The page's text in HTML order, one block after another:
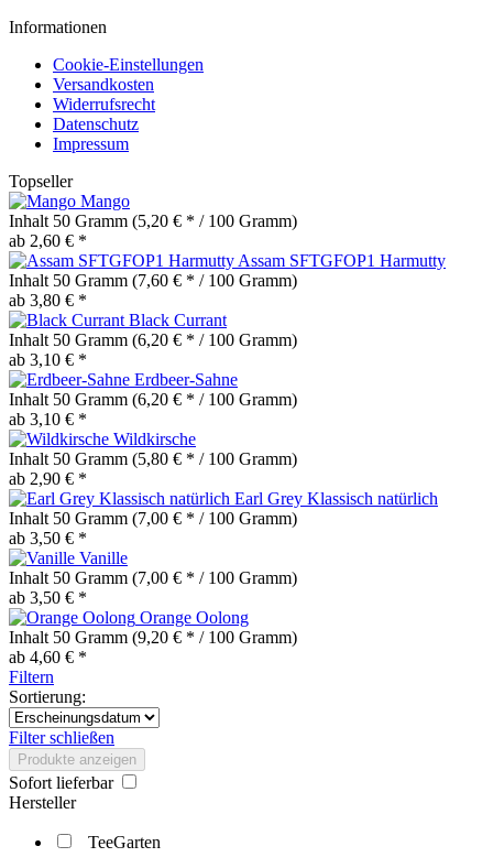
Informationen
Cookie-Einstellungen
Versandkosten
Widerrufsrecht
Datenschutz
Impressum
Topseller
Mango
Inhalt 50 Gramm (5,20 € * / 100 Gramm)
ab 2,60 € *
Assam SFTGFOP1 Harmutty
Inhalt 50 Gramm (7,60 € * / 100 Gramm)
ab 3,80 € *
Black Currant
Inhalt 50 Gramm (6,20 € * / 100 Gramm)
ab 3,10 € *
Erdbeer-Sahne
Inhalt 50 Gramm (6,20 € * / 100 Gramm)
ab 3,10 € *
Wildkirsche
Inhalt 50 Gramm (5,80 € * / 100 Gramm)
ab 2,90 € *
Earl Grey Klassisch natürlich
Inhalt 50 Gramm (7,00 € * / 100 Gramm)
ab 3,50 € *
Vanille
Inhalt 50 Gramm (7,00 € * / 100 Gramm)
ab 3,50 € *
Orange Oolong
Inhalt 50 Gramm (9,20 € * / 100 Gramm)
ab 4,60 € *
Filtern
Sortierung:
Filter schließen
Produkte anzeigen
Sofort lieferbar
Hersteller
TeeGarten